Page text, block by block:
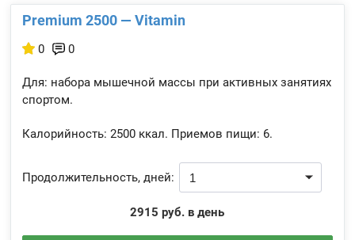
Premium 2500 — Vitamin
0 0
Для: набора мышечной массы при активных занятиях
спортом.
Калорийность: 2500 ккал. Приемов пищи: 6.
Продолжительность, дней:
2915 руб. в день